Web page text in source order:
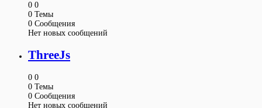
0 0
0 Темы
0 Сообщения
Нет новых сообщений
ThreeJs
0 0
0 Темы
0 Сообщения
Нет новых сообщений